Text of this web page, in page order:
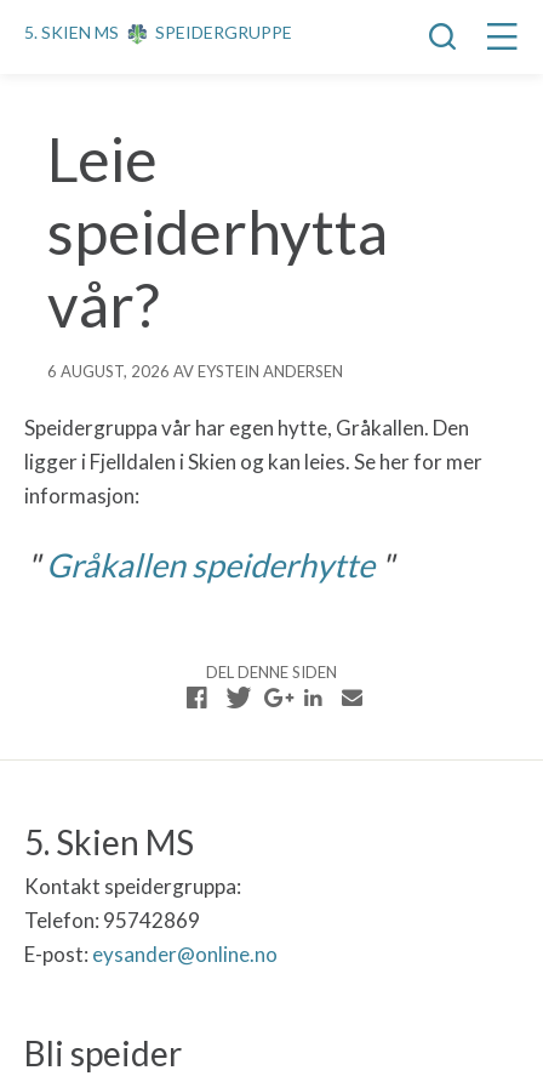
5. SKIEN MS SPEIDERGRUPPE
Leie
speiderhytta
vår?
6 AUGUST, 2026 AV EYSTEIN ANDERSEN
Speidergruppa vår har egen hytte, Gråkallen. Den
ligger i Fjelldalen i Skien og kan leies. Se her for mer
informasjon:
Gråkallen speiderhytte
DEL DENNE SIDEN
5. Skien MS
Kontakt speidergruppa:
Telefon: 95742869
E-post: eysander@online.no
Bli speider